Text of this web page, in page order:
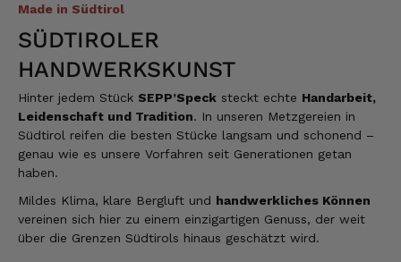
Made in Südtirol
SÜDTIROLER
HANDWERKSKUNST
Hinter jedem Stück SEPP’Speck steckt echte Handarbeit,
Leidenschaft und Tradition. In unseren Metzgereien in
Südtirol reifen die besten Stücke langsam und schonend –
genau wie es unsere Vorfahren seit Generationen getan
haben.
Mildes Klima, klare Bergluft und handwerkliches Können
vereinen sich hier zu einem einzigartigen Genuss, der weit
über die Grenzen Südtirols hinaus geschätzt wird.